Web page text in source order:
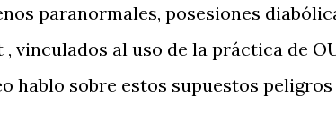
paranormales, posesiones
vinculados al uso de la práctica de
hablo sobre estos supuestos